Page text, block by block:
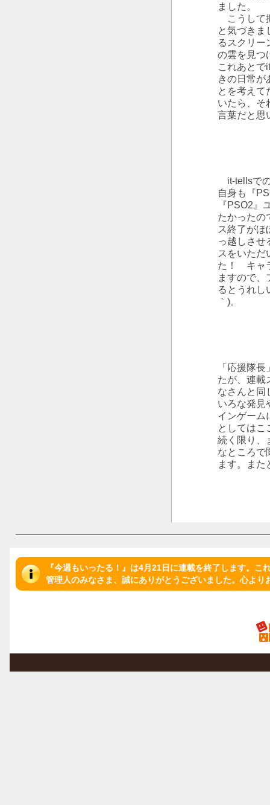
ました。
こうして
と気づきま
るスクリー
の雲を見
これあとで
きの日常が
とを考えて
いたら、そ
言葉だと思
it-tellsで
自身も『
『PSO2』
たかったの
ス終了がほ
っ越しさせ
スをいただ
た！ キャ
ますので
るとうれし
｀)。
「応援隊
たが、連載
なさんと同
いろな発見
インゲーム
としてはこ
続く限り、
なところで
ます。また
『今週もいったる！』は4月21日に連載を終了します。
管理人のみなさま、誠にありがとうございました。心より